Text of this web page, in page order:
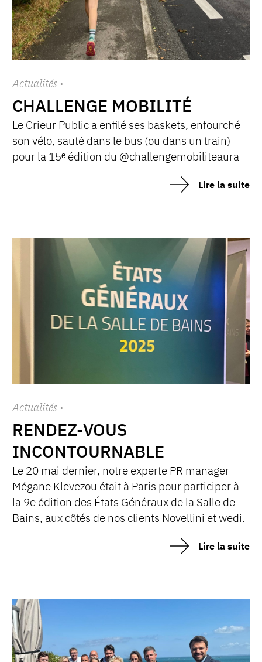
Actualités ·
CHALLENGE MOBILITÉ
Le Crieur Public a enfilé ses baskets, enfourché
son vélo, sauté dans le bus (ou dans un train)
pour la 15ᵉ édition du @challengemobiliteaura
Lire la suite
Actualités ·
RENDEZ-VOUS
INCONTOURNABLE
Le 20 mai dernier, notre experte PR manager
Mégane Klevezou était à Paris pour participer à
la 9e édition des États Généraux de la Salle de
Bains, aux côtés de nos clients Novellini et wedi.
Lire la suite